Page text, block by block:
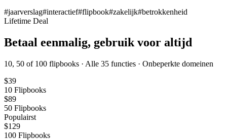
#jaarverslag#interactief#flipbook#zakelijk#betrokkenheid
Lifetime Deal
Betaal eenmalig, gebruik voor altijd
10, 50 of 100 flipbooks · Alle 35 functies · Onbeperkte domeinen
$39
10 Flipbooks
$89
50 Flipbooks
Populairst
$129
100 Flipbooks